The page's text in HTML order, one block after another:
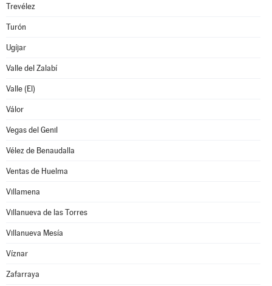
Trevélez
Turón
Ugíjar
Valle del Zalabí
Valle (El)
Válor
Vegas del Genil
Vélez de Benaudalla
Ventas de Huelma
Villamena
Villanueva de las Torres
Villanueva Mesía
Víznar
Zafarraya